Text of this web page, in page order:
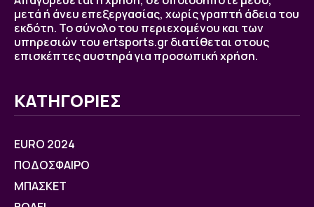
μετά ή άνευ επεξεργασίας, χωρίς γραπτή άδεια του
εκδότη. Το σύνολο του περιεχομένου και των
υπηρεσιών του ertsports.gr διατίθεται στους
επισκέπτες αυστηρά για προσωπική χρήση.
ΚΑΤΗΓΟΡΙΕΣ
EURO 2024
ΠΟΔΟΣΦΑΙΡΟ
ΜΠΑΣΚΕΤ